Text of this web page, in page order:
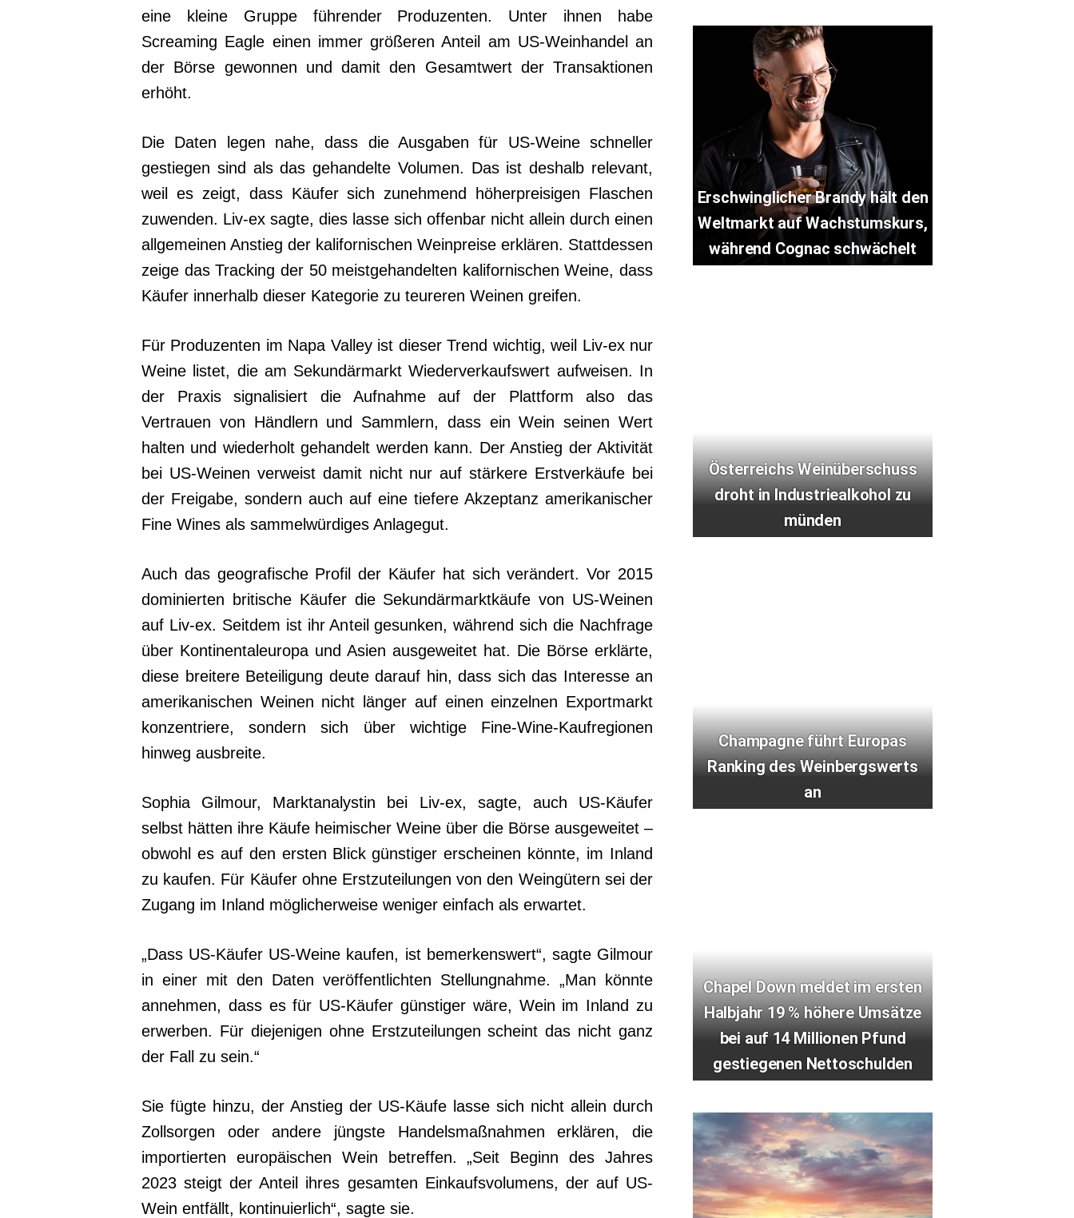
eine kleine Gruppe führender Produzenten. Unter ihnen habe
Screaming Eagle einen immer größeren Anteil am US-Weinhandel an
der Börse gewonnen und damit den Gesamtwert der Transaktionen
erhöht.
Die Daten legen nahe, dass die Ausgaben für US-Weine schneller
gestiegen sind als das gehandelte Volumen. Das ist deshalb relevant,
weil es zeigt, dass Käufer sich zunehmend höherpreisigen Flaschen
zuwenden. Liv-ex sagte, dies lasse sich offenbar nicht allein durch einen
allgemeinen Anstieg der kalifornischen Weinpreise erklären. Stattdessen
zeige das Tracking der 50 meistgehandelten kalifornischen Weine, dass
Käufer innerhalb dieser Kategorie zu teureren Weinen greifen.
Für Produzenten im Napa Valley ist dieser Trend wichtig, weil Liv-ex nur
Weine listet, die am Sekundärmarkt Wiederverkaufswert aufweisen. In
der Praxis signalisiert die Aufnahme auf der Plattform also das
Vertrauen von Händlern und Sammlern, dass ein Wein seinen Wert
halten und wiederholt gehandelt werden kann. Der Anstieg der Aktivität
bei US-Weinen verweist damit nicht nur auf stärkere Erstverkäufe bei
der Freigabe, sondern auch auf eine tiefere Akzeptanz amerikanischer
Fine Wines als sammelwürdiges Anlagegut.
Auch das geografische Profil der Käufer hat sich verändert. Vor 2015
dominierten britische Käufer die Sekundärmarktkäufe von US-Weinen
auf Liv-ex. Seitdem ist ihr Anteil gesunken, während sich die Nachfrage
über Kontinentaleuropa und Asien ausgeweitet hat. Die Börse erklärte,
diese breitere Beteiligung deute darauf hin, dass sich das Interesse an
amerikanischen Weinen nicht länger auf einen einzelnen Exportmarkt
konzentriere, sondern sich über wichtige Fine-Wine-Kaufregionen
hinweg ausbreite.
Sophia Gilmour, Marktanalystin bei Liv-ex, sagte, auch US-Käufer
selbst hätten ihre Käufe heimischer Weine über die Börse ausgeweitet –
obwohl es auf den ersten Blick günstiger erscheinen könnte, im Inland
zu kaufen. Für Käufer ohne Erstzuteilungen von den Weingütern sei der
Zugang im Inland möglicherweise weniger einfach als erwartet.
„Dass US-Käufer US-Weine kaufen, ist bemerkenswert“, sagte Gilmour
in einer mit den Daten veröffentlichten Stellungnahme. „Man könnte
annehmen, dass es für US-Käufer günstiger wäre, Wein im Inland zu
erwerben. Für diejenigen ohne Erstzuteilungen scheint das nicht ganz
der Fall zu sein.“
Sie fügte hinzu, der Anstieg der US-Käufe lasse sich nicht allein durch
Zollsorgen oder andere jüngste Handelsmaßnahmen erklären, die
importierten europäischen Wein betreffen. „Seit Beginn des Jahres
2023 steigt der Anteil ihres gesamten Einkaufsvolumens, der auf US-
Wein entfällt, kontinuierlich“, sagte sie.
Erschwinglicher Brandy hält den
Weltmarkt auf Wachstumskurs,
während Cognac schwächelt
Österreichs Weinüberschuss
droht in Industriealkohol zu
münden
Champagne führt Europas
Ranking des Weinbergswerts
an
Chapel Down meldet im ersten
Halbjahr 19 % höhere Umsätze
bei auf 14 Millionen Pfund
gestiegenen Nettoschulden